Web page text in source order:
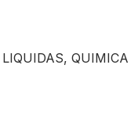
, QUIMICA